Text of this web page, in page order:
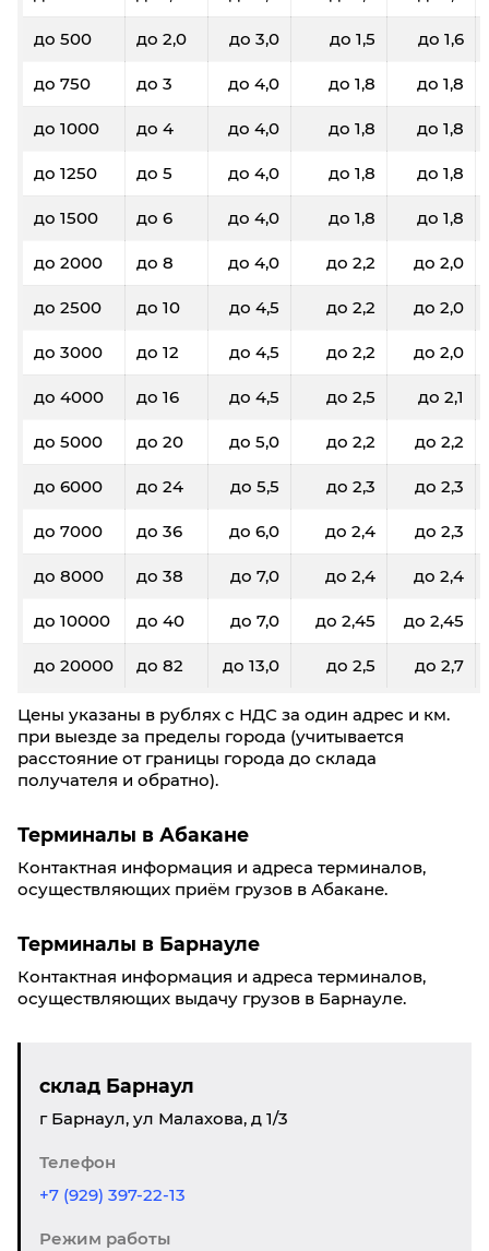
до 500 до 2,0 до 3,0 до 1,5 до 1,6
до 750 до 3 до 4,0 до 1,8 до 1,8
до 1000 до 4 до 4,0 до 1,8 до 1,8
до 1250 до 5 до 4,0 до 1,8 до 1,8
до 1500 до 6 до 4,0 до 1,8 до 1,8
до 2000 до 8 до 4,0 до 2,2 до 2,0
до 2500 до 10 до 4,5 до 2,2 до 2,0
до 3000 до 12 до 4,5 до 2,2 до 2,0
до 4000 до 16 до 4,5 до 2,5 до 2,1
до 5000 до 20 до 5,0 до 2,2 до 2,2
до 6000 до 24 до 5,5 до 2,3 до 2,3
до 7000 до 36 до 6,0 до 2,4 до 2,3
до 8000 до 38 до 7,0 до 2,4 до 2,4
до 10000 до 40 до 7,0 до 2,45 до 2,45
до 20000 до 82 до 13,0 до 2,5 до 2,7
Цены указаны в рублях с НДС за один адрес и км.
при выезде за пределы города (учитывается
расстояние от границы города до склада
получателя и обратно).
Терминалы в Абакане
Контактная информация и адреса терминалов,
осуществляющих приём грузов в Абакане.
Терминалы в Барнауле
Контактная информация и адреса терминалов,
осуществляющих выдачу грузов в Барнауле.
склад Барнаул
г Барнаул, ул Малахова, д 1/3
Телефон
+7 (929) 397-22-13
Режим работы